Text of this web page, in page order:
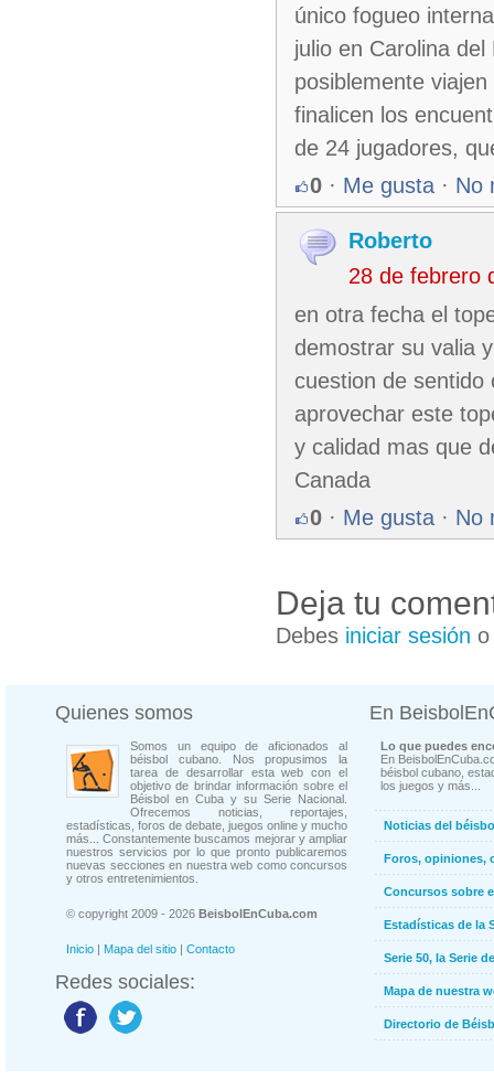
único fogueo
julio en Carolina
posiblemente
finalicen los
de 24 jugadores,
0 · Me gusta · No
Roberto
28 de febrero
en otra fecha el
demostrar su valia
cuestion de
aprovechar este
y calidad mas que
Canada
0 · Me gusta · No
Deja tu
Debes iniciar sesión
Quienes somos
Somos un equipo de aficionados al
béisbol cubano. Nos propusimos la
tarea de desarrollar esta web con el
objetivo de brindar información sobre el
Béisbol en Cuba y su Serie Nacional.
Ofrecemos noticias, reportajes,
estadísticas, foros de debate, juegos online y mucho
más... Constantemente buscamos mejorar y ampliar
nuestros servicios por lo que pronto publicaremos
nuevas secciones en nuestra web como concursos
y otros entretenimientos.
© copyright 2009 - 2026 BeisbolEnCuba.com
Inicio | Mapa del sitio | Contacto
Redes sociales:
En
Lo que puedes
En
béisbol cubano,
los juegos y más...
Noticias del
Foros, opiniones,
Concursos sobre
Estadísticas de la
Serie 50, la Serie
Mapa de nuestra
Directorio de